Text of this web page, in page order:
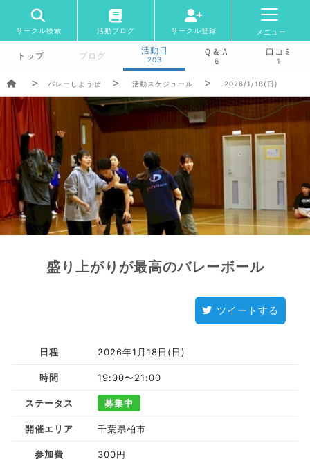
サークル検索 活動ブログ サークル登録 メニュー
トップ ブログ
活動日
203
Ｑ＆Ａ
6
口コミ
1
バレーしようぜ 活動スケジュール 2026/1/18(日)
盛り上がりが最高のバレーボール
ツイートする
日程 2026年1月18日(日)
時間 19:00〜21:00
ステータス 募集中
開催エリア 千葉県柏市
参加費 300円